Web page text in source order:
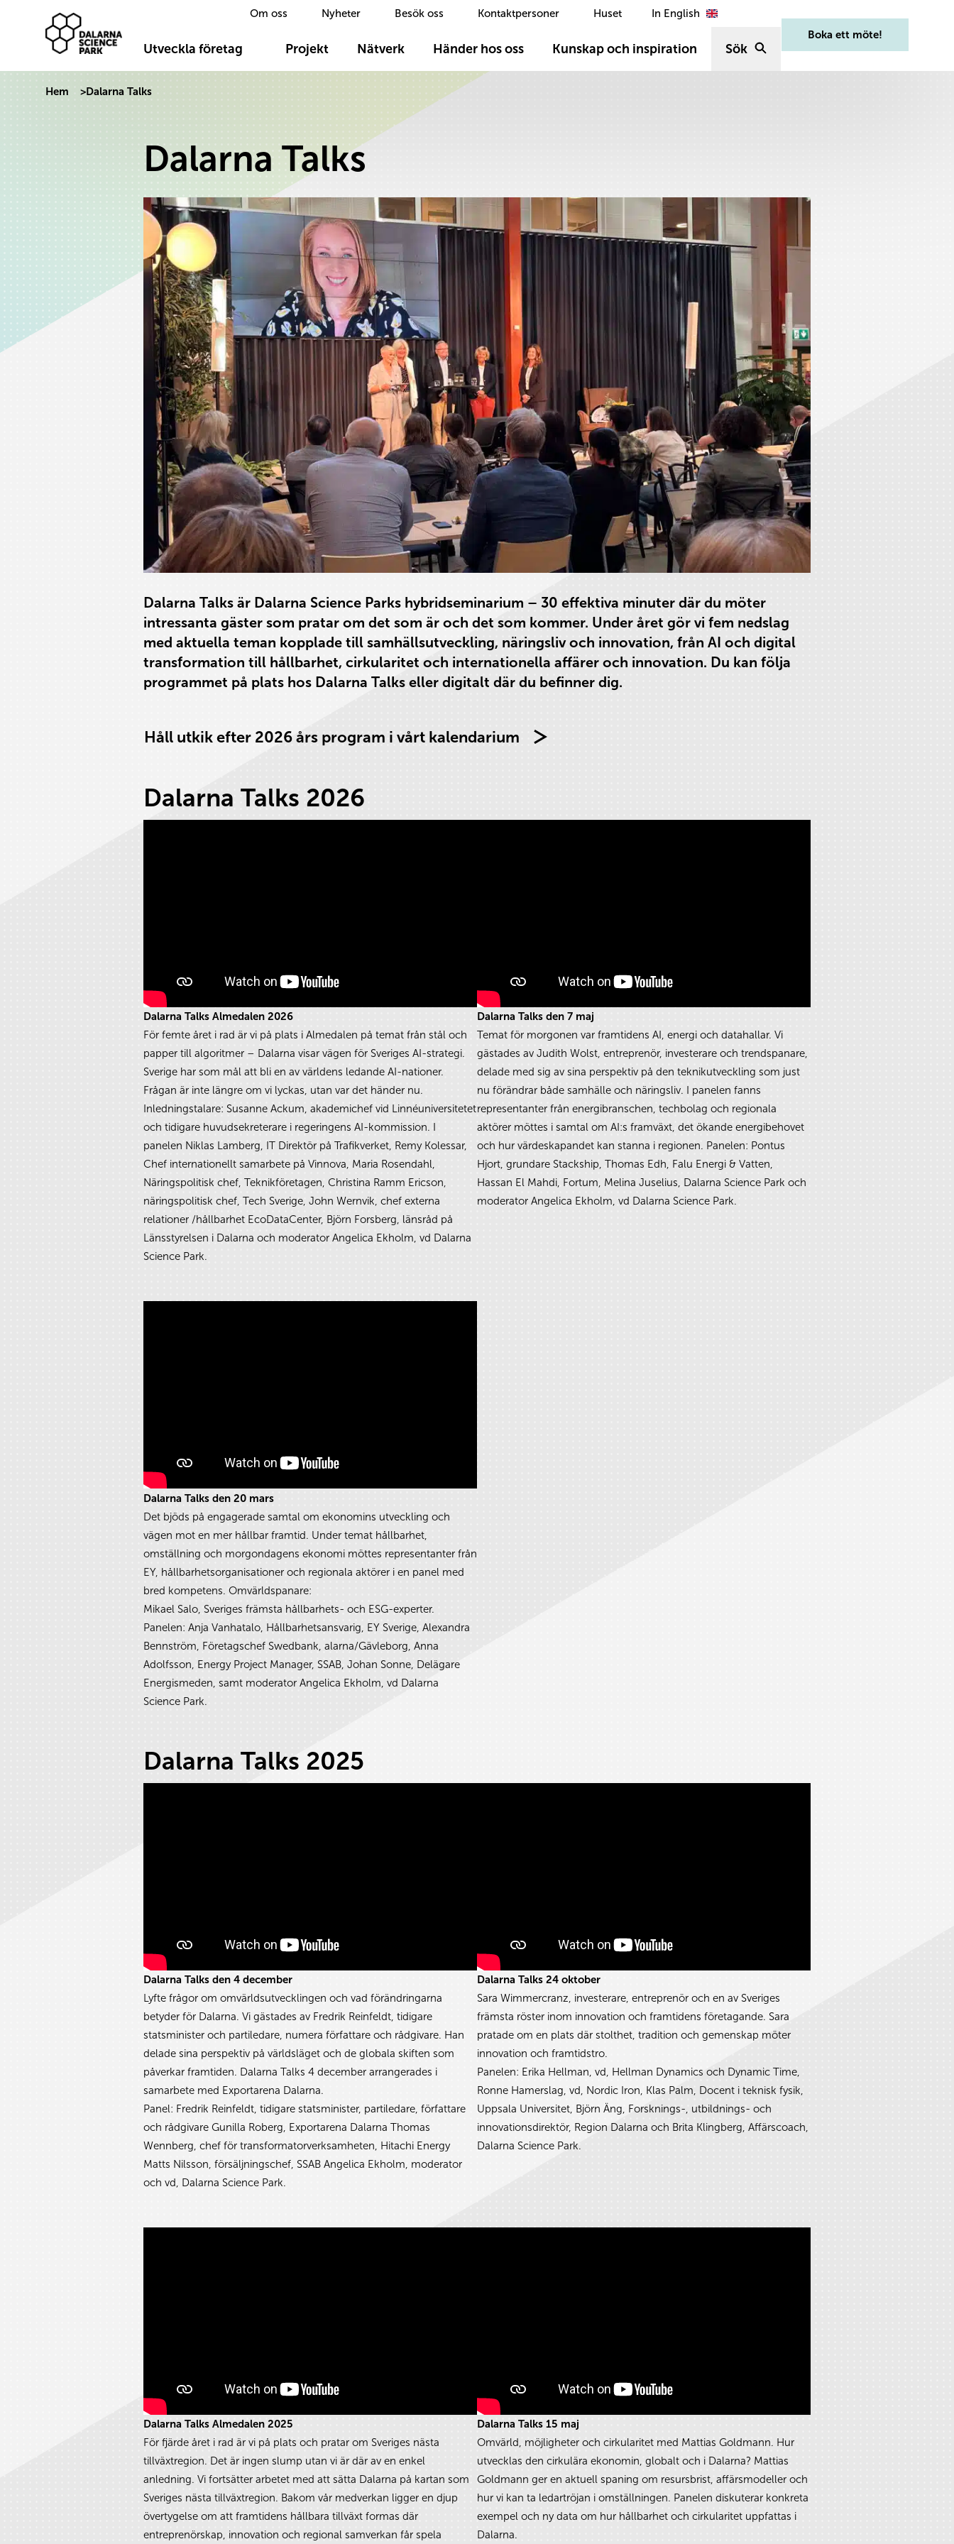
Hoppa till innehåll
Om oss Nyheter Besök oss Kontaktpersoner Huset In English
Dalarna Science Park
Utveckla företag
Projekt Nätverk Händer hos oss Kunskap och inspiration Sök
Boka ett möte!
Hem >Dalarna Talks
Dalarna Talks
Dalarna Talks är Dalarna Science Parks hybridseminarium – 30 effektiva minuter där du möter
intressanta gäster som pratar om det som är och det som kommer. Under året gör vi fem nedslag
med aktuella teman kopplade till samhällsutveckling, näringsliv och innovation, från AI och digital
transformation till hållbarhet, cirkularitet och internationella affärer och innovation. Du kan följa
programmet på plats hos Dalarna Talks eller digitalt där du befinner dig.
Håll utkik efter 2026 års program i vårt kalendarium
Dalarna Talks 2026
Dalarna Talks Almedalen 2026
För femte året i rad är vi på plats i Almedalen på temat från stål och
papper till algoritmer – Dalarna visar vägen för Sveriges AI-strategi.
Sverige har som mål att bli en av världens ledande AI-nationer.
Frågan är inte längre om vi lyckas, utan var det händer nu.
Inledningstalare: Susanne Ackum, akademichef vid Linnéuniversitetet
och tidigare huvudsekreterare i regeringens AI-kommission. I
panelen Niklas Lamberg, IT Direktör på Trafikverket, Remy Kolessar,
Chef internationellt samarbete på Vinnova, Maria Rosendahl,
Näringspolitisk chef, Teknikföretagen, Christina Ramm Ericson,
näringspolitisk chef, Tech Sverige, John Wernvik, chef externa
relationer /hållbarhet EcoDataCenter, Björn Forsberg, länsråd på
Länsstyrelsen i Dalarna och moderator Angelica Ekholm, vd Dalarna
Science Park.
Dalarna Talks den 7 maj
Temat för morgonen var framtidens AI, energi och datahallar. Vi
gästades av Judith Wolst, entreprenör, investerare och trendspanare,
delade med sig av sina perspektiv på den teknikutveckling som just
nu förändrar både samhälle och näringsliv. I panelen fanns
representanter från energibranschen, techbolag och regionala
aktörer möttes i samtal om AI:s framväxt, det ökande energibehovet
och hur värdeskapandet kan stanna i regionen. Panelen: Pontus
Hjort, grundare Stackship, Thomas Edh, Falu Energi & Vatten,
Hassan El Mahdi, Fortum, Melina Juselius, Dalarna Science Park och
moderator Angelica Ekholm, vd Dalarna Science Park.
Dalarna Talks den 20 mars
Det bjöds på engagerade samtal om ekonomins utveckling och
vägen mot en mer hållbar framtid. Under temat hållbarhet,
omställning och morgondagens ekonomi möttes representanter från
EY, hållbarhetsorganisationer och regionala aktörer i en panel med
bred kompetens. Omvärldspanare:
Mikael Salo, Sveriges främsta hållbarhets- och ESG-experter.
Panelen: Anja Vanhatalo, Hållbarhetsansvarig, EY Sverige, Alexandra
Bennström, Företagschef Swedbank, alarna/Gävleborg, Anna
Adolfsson, Energy Project Manager, SSAB, Johan Sonne, Delägare
Energismeden, samt moderator Angelica Ekholm, vd Dalarna
Science Park.
Dalarna Talks 2025
Dalarna Talks den 4 december
Lyfte frågor om omvärldsutvecklingen och vad förändringarna
betyder för Dalarna. Vi gästades av Fredrik Reinfeldt, tidigare
statsminister och partiledare, numera författare och rådgivare. Han
delade sina perspektiv på världsläget och de globala skiften som
påverkar framtiden. Dalarna Talks 4 december arrangerades i
samarbete med Exportarena Dalarna.
Panel: Fredrik Reinfeldt, tidigare statsminister, partiledare, författare
och rådgivare Gunilla Roberg, Exportarena Dalarna Thomas
Wennberg, chef för transformatorverksamheten, Hitachi Energy
Matts Nilsson, försäljningschef, SSAB Angelica Ekholm, moderator
och vd, Dalarna Science Park.
Dalarna Talks 24 oktober
Sara Wimmercranz, investerare, entreprenör och en av Sveriges
främsta röster inom innovation och framtidens företagande. Sara
pratade om en plats där stolthet, tradition och gemenskap möter
innovation och framtidstro.
Panelen: Erika Hellman, vd, Hellman Dynamics och Dynamic Time,
Ronne Hamerslag, vd, Nordic Iron, Klas Palm, Docent i teknisk fysik,
Uppsala Universitet, Björn Äng, Forsknings-, utbildnings- och
innovationsdirektör, Region Dalarna och Brita Klingberg, Affärscoach,
Dalarna Science Park.
Dalarna Talks Almedalen 2025
För fjärde året i rad är vi på plats och pratar om Sveriges nästa
tillväxtregion. Det är ingen slump utan vi är där av en enkel
anledning. Vi fortsätter arbetet med att sätta Dalarna på kartan som
Sveriges nästa tillväxtregion. Bakom vår medverkan ligger en djup
övertygelse om att framtidens hållbara tillväxt formas där
entreprenörskap, innovation och regional samverkan får spela
Dalarna Talks 15 maj
Omvärld, möjligheter och cirkularitet med Mattias Goldmann. Hur
utvecklas den cirkulära ekonomin, globalt och i Dalarna? Mattias
Goldmann ger en aktuell spaning om resursbrist, affärsmodeller och
hur vi kan ta ledartröjan i omställningen. Panelen diskuterar konkreta
exempel och ny data om hur hållbarhet och cirkularitet uppfattas i
Dalarna.